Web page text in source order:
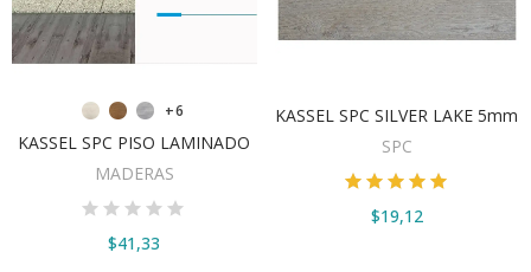
VER OPCIONES
+6
KASSEL SPC PISO LAMINADO
MADERAS
$41,33
VER OPCIONES
KASSEL SPC SILVER LAKE 5mm
SPC
$19,12